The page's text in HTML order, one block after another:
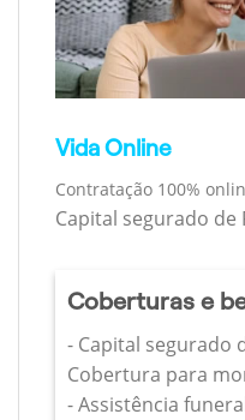
Vida Online
Contratação 100%
Capital segurado de
Coberturas e
- Capital segurado
Cobertura para
- Assistência